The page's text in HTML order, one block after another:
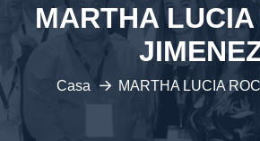
MARTHA
Casa MARTHA LUCIA